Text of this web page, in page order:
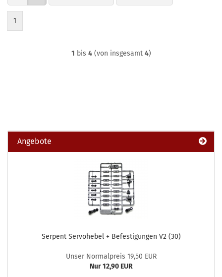
1
1 bis 4(von insgesamt 4)
Angebote
Serpent Servohebel + Befestigungen V2 (30)
Unser Normalpreis 19,50 EUR
Nur 12,90 EUR